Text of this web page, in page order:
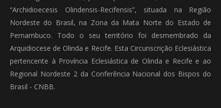
“Archidioecesis Olindensis-Recifensis”, situada na Região
Nordeste do Brasil, na Zona da Mata Norte do Estado de
Pernambuco. Todo o seu território foi desmembrado da
Arquidiocese de Olinda e Recife. Esta Circunscrição Eclesiástica
pertencente à Província Eclesiástica de Olinda e Recife e ao
Regional Nordeste 2 da Conferência Nacional dos Bispos do
Brasil - CNBB.